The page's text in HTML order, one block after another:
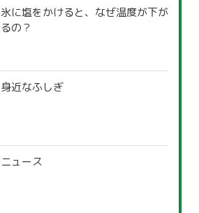
氷に塩をかけると、なぜ温度が下が
るの？
身近なふしぎ
ニュース